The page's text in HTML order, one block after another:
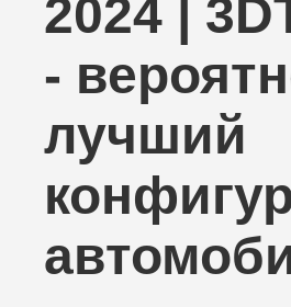
2024 |
-
лучший